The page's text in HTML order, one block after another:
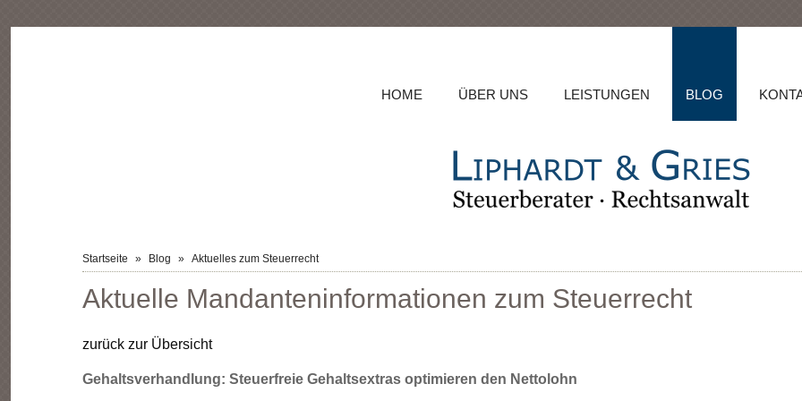
HOME ÜBER UNS LEISTUNGEN BLOG
Startseite Blog Aktuelles zum Steuerrecht
Aktuelle Mandanteninformationen zum Steuerrecht
zurück zur Übersicht
Gehaltsverhandlung: Steuerfreie Gehaltsextras optimieren den Nettolohn